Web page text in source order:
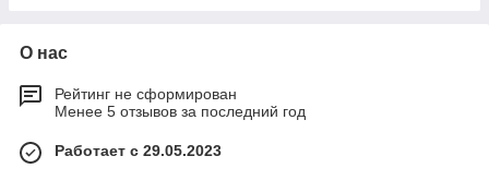
О нас
Рейтинг не сформирован
Менее 5 отзывов за последний год
Работает с 29.05.2023